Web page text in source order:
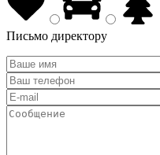
Письмо директору